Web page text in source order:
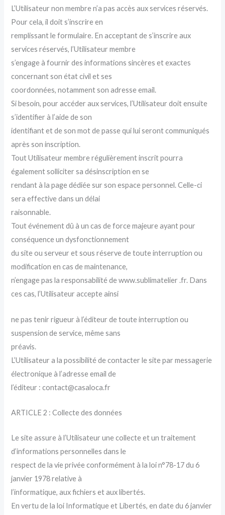
L’Utilisateur non membre n’a pas accès aux services réservés.
Pour cela, il doit s’inscrire en
remplissant le formulaire. En acceptant de s’inscrire aux
services réservés, l’Utilisateur membre
s’engage à fournir des informations sincères et exactes
concernant son état civil et ses
coordonnées, notamment son adresse email.
Si besoin, pour accéder aux services, l’Utilisateur doit ensuite
s’identifier à l’aide de son
identifiant et de son mot de passe qui lui seront communiqués
après son inscription.
Tout Utilisateur membre régulièrement inscrit pourra
également solliciter sa désinscription en se
rendant à la page dédiée sur son espace personnel. Celle-ci
sera effective dans un délai
raisonnable.
Tout événement dû à un cas de force majeure ayant pour
conséquence un dysfonctionnement
du site ou serveur et sous réserve de toute interruption ou
modification en cas de maintenance,
n’engage pas la responsabilité de www.sublimatelier .fr. Dans
ces cas, l’Utilisateur accepte ainsi
ne pas tenir rigueur à l’éditeur de toute interruption ou
suspension de service, même sans
préavis.
L’Utilisateur a la possibilité de contacter le site par messagerie
électronique à l’adresse email de
l’éditeur : contact@casaloca.fr
ARTICLE 2 : Collecte des données
Le site assure à l’Utilisateur une collecte et un traitement
d’informations personnelles dans le
respect de la vie privée conformément à la loi n°78-17 du 6
janvier 1978 relative à
l’informatique, aux fichiers et aux libertés.
En vertu de la loi Informatique et Libertés, en date du 6 janvier